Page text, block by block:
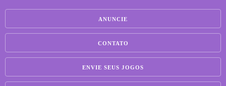
ANUNCIE
CONTATO
ENVIE SEUS JOGOS